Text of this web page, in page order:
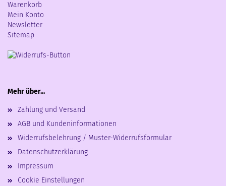
Warenkorb
Mein Konto
Newsletter
Sitemap
Mehr über...
Zahlung und Versand
AGB und Kundeninformationen
Widerrufsbelehrung / Muster-Widerrufsformular
Datenschutzerklärung
Impressum
Cookie Einstellungen